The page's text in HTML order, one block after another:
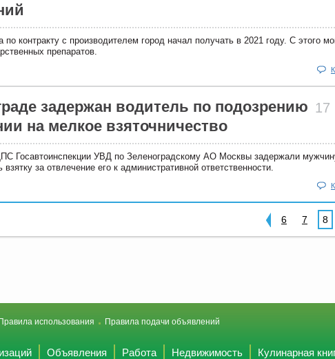
по контракту с производителем город начал получать в 2021 году. С этого
препаратов.
задержан водитель по подозрению
на мелкое взяточничество
Госавтоинспекции УВД по Зеленоградскому АО Москвы задержали
за отвлечение его к административной ответственности.
6 7 8
Правила использования Правила подачи объявлений
Объявления Работа Недвижимость Кулинарная